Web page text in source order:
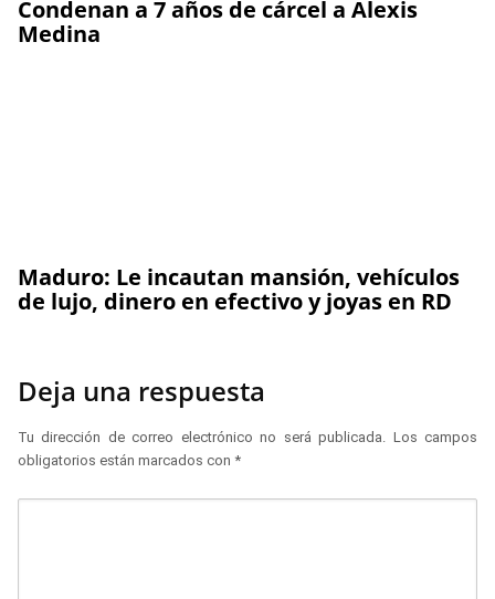
Condenan a 7 años de cárcel a Alexis
Medina
Maduro: Le incautan mansión, vehículos
de lujo, dinero en efectivo y joyas en RD
Deja una respuesta
Tu dirección de correo electrónico no será publicada. Los campos
obligatorios están marcados con *